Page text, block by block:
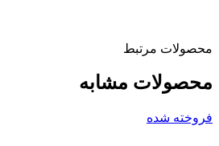
محصولات مرتبط
محصولات مشابه
فروخته شده